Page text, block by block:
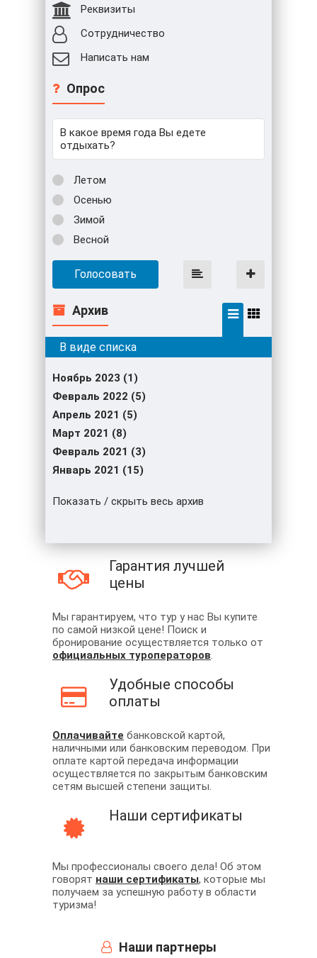
Реквизиты
Сотрудничество
Написать нам
Опрос
В какое время года Вы едете
отдыхать?
Летом
Осенью
Зимой
Весной
Голосовать
Архив
Ноябрь 2023 (1)
Февраль 2022 (5)
Апрель 2021 (5)
Март 2021 (8)
Февраль 2021 (3)
Январь 2021 (15)
Показать / скрыть весь архив
Гарантия лучшей
цены
Мы гарантируем, что тур у нас Вы купите
по самой низкой цене! Поиск и
бронирование осуществляется только от
официальных туроператоров.
Удобные способы
оплаты
Оплачивайте банковской картой,
наличными или банковским переводом. При
оплате картой передача информации
осуществляется по закрытым банковским
сетям высшей степени защиты.
Наши сертификаты
Мы профессионалы своего дела! Об этом
говорят наши сертификаты, которые мы
получаем за успешную работу в области
туризма!
Наши партнеры